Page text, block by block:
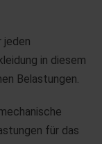
jeden
in diesem
Belastungen.
für das